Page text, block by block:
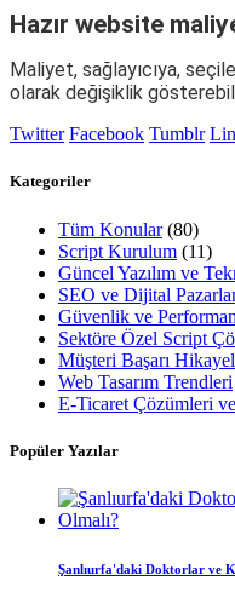
Hazır website
Maliyet, sağlayıcıya,
olarak değişiklik
Twitter Facebook Tumblr
Kategoriler
Tüm Konular (80)
Script Kurulum (11)
Güncel Yazılım ve
SEO ve Dijital
Güvenlik ve
Sektöre Özel Script
Müşteri Başarı
Web Tasarım Trendleri
E-Ticaret Çözümleri
Popüler Yazılar
Şanlıurfa'daki Doktorlar ve